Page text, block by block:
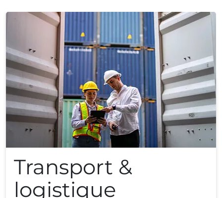
Transport &
logistique